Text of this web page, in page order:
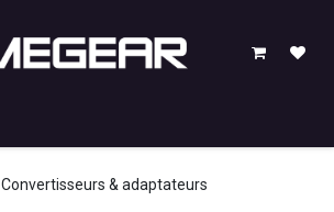
Convertisseurs & adaptateurs